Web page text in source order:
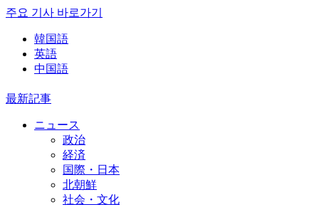
주요 기사 바로가기
韓国語
英語
中国語
最新記事
ニュース
政治
経済
国際・日本
北朝鮮
社会・文化